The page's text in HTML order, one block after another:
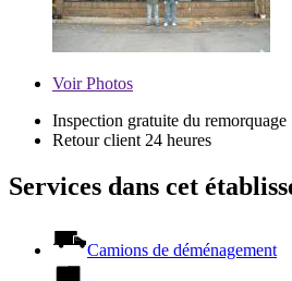
VoirPhotos
Inspection gratuite du remorquage
Retour client 24 heures
Services dans cet
Camions de déménagement